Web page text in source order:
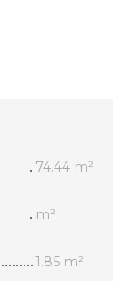
74.44 m²
m²
1.85 m²